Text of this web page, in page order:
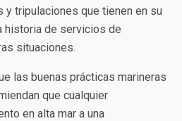
y tripulaciones que tienen en su
historia de servicios de
situaciones.
las buenas prácticas marineras
que cualquier
en alta mar a una